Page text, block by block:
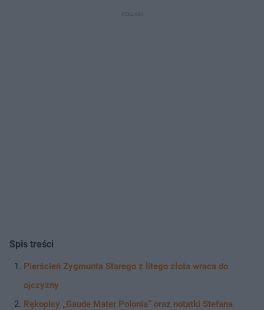
symbolizuje powrót bezcennych skarbów do Polski, w tym pierścienia króla.
Spis treści
Pierścień Zygmunta Starego z litego złota wraca do
ojczyzny
Rękopisy „Gaude Mater Polonia” oraz notatki Stefana